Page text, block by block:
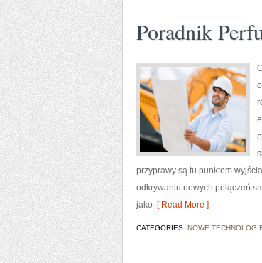
Poradnik
przyprawy są tu punktem
odkrywaniu nowych połączeń
jako [ Read More ]
CATEGORIES: NOWE